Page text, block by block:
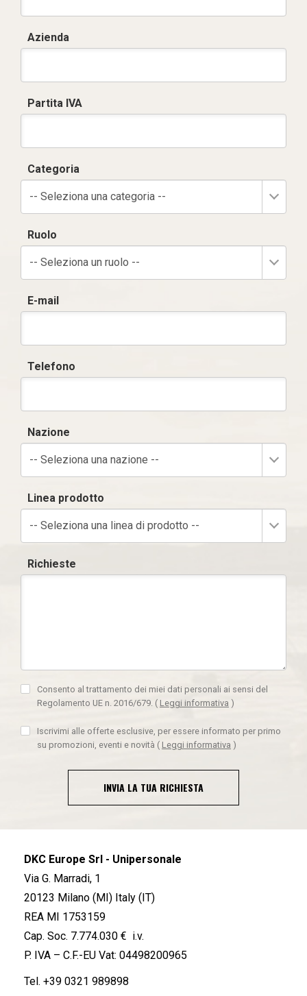
Azienda
Partita IVA
Categoria
-- Seleziona una categoria --
Ruolo
-- Seleziona un ruolo --
E-mail
Telefono
Nazione
-- Seleziona una nazione --
Linea prodotto
-- Seleziona una linea di prodotto --
Richieste
Consento al trattamento dei miei dati personali ai sensi del
Regolamento UE n. 2016/679. ( Leggi informativa )
Iscrivimi alle offerte esclusive, per essere informato per primo
su promozioni, eventi e novità ( Leggi informativa )
INVIA LA TUA RICHIESTA
DKC Europe Srl - Unipersonale
Via G. Marradi, 1
20123 Milano (MI) Italy (IT)
REA MI 1753159
Cap. Soc. 7.774.030 € i.v.
P. IVA – C.F.-EU Vat: 04498200965
Tel. +39 0321 989898